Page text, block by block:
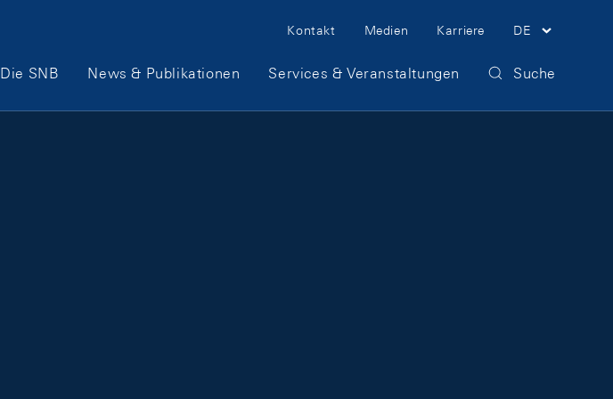
Meta Navigation
Kontakt Medien Karriere DE
Hauptnavigation
Die SNB News & Publikationen Services & Veranstaltungen Suche